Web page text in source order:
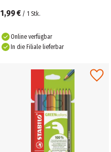
1,99 € / 1 Stk.
Online verfügbar
In die Filiale lieferbar